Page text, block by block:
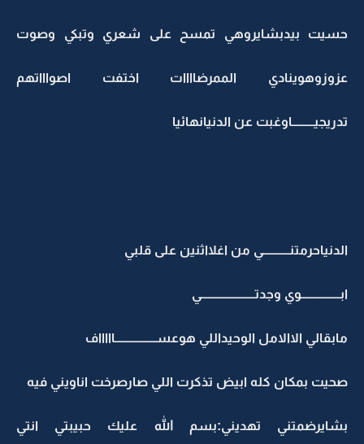
حسيت بيدبشايروهي تمسح على شعري وتبكي وصوت
عزوزوهوينادي الممرضاااات اختفت اصواااتهم
تدريجيـــــــــاوغبت عن الدنيانهائيا
الدنياحرمتنـــــــــــي من اغلااثنين على قلبي
ابــــــــــــــــوي وجدتــــــــــــــــــــــي
مابقالي الاالامل الوحيداللي هوعســـــــــــــــــاااااف
صحيت بمكان كله ابيض تذكرت اللي صارصرخت اناويني فيه
بشايرضمتني تهديني:بسم الله عليك حبيبتي انتي